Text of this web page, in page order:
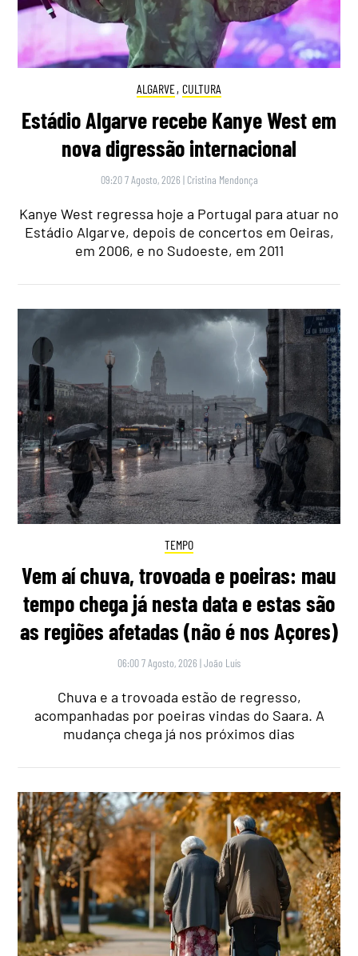
ALGARVE, CULTURA
Estádio Algarve recebe Kanye West em
nova digressão internacional
09:20 7 Agosto, 2026 | Cristina Mendonça
Kanye West regressa hoje a Portugal para atuar no
Estádio Algarve, depois de concertos em Oeiras,
em 2006, e no Sudoeste, em 2011
TEMPO
Vem aí chuva, trovoada e poeiras: mau
tempo chega já nesta data e estas são
as regiões afetadas (não é nos Açores)
06:00 7 Agosto, 2026 |João Luís
Chuva e a trovoada estão de regresso,
acompanhadas por poeiras vindas do Saara. A
mudança chega já nos próximos dias